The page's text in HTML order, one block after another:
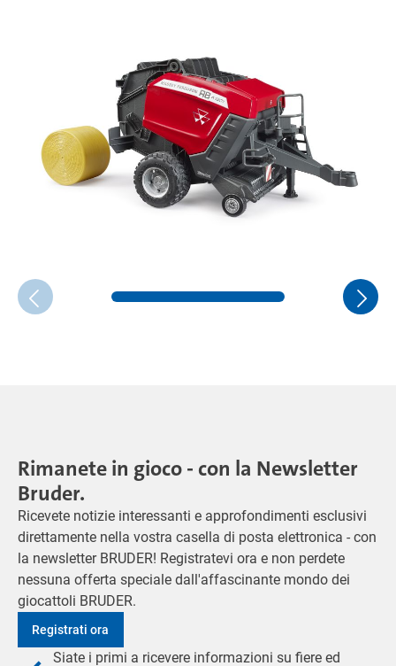
Rimanete in gioco - con la Newsletter
Bruder.
Ricevete notizie interessanti e approfondimenti esclusivi
direttamente nella vostra casella di posta elettronica - con
la newsletter BRUDER! Registratevi ora e non perdete
nessuna offerta speciale dall'affascinante mondo dei
giocattoli BRUDER.
Registrati ora
Siate i primi a ricevere informazioni su fiere ed